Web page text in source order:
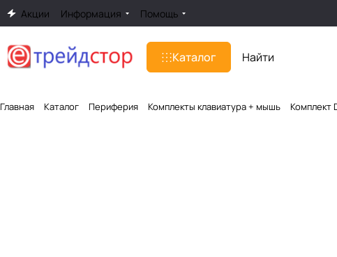
Акции Информация Помощь
Каталог
Главная Каталог Периферия Комплекты клавиатура + мышь Комплект